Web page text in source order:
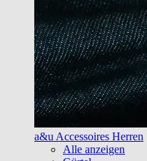
a&u Accessoires Herren
Alle anzeigen